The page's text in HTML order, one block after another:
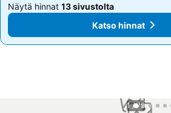
Näytä hinnat 13 sivustolta
Katso hinnat
Näytä hinnat 13 sivustolta
Katso hinnat
1 / 79